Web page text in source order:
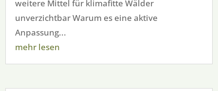
weitere Mittel für klimafitte Wälder
unverzichtbar Warum es eine aktive
Anpassung...
mehr lesen